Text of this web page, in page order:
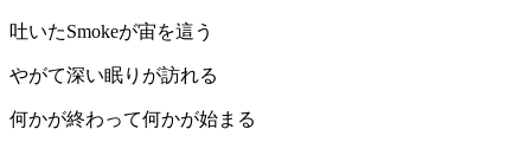
吐いたSmokeが宙を這う
やがて深い眠りが訪れる
何かが終わって何かが始まる